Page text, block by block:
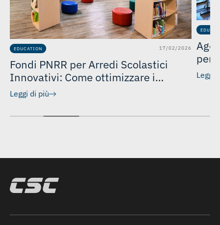
EDUCATION 17/02/2026
Fondi PNRR per Arredi Scolastici
Innovativi: Come ottimizzare i
finanziamenti per i nidi e le scuole
dell’infanzia
Leggi di più
per
Leggi